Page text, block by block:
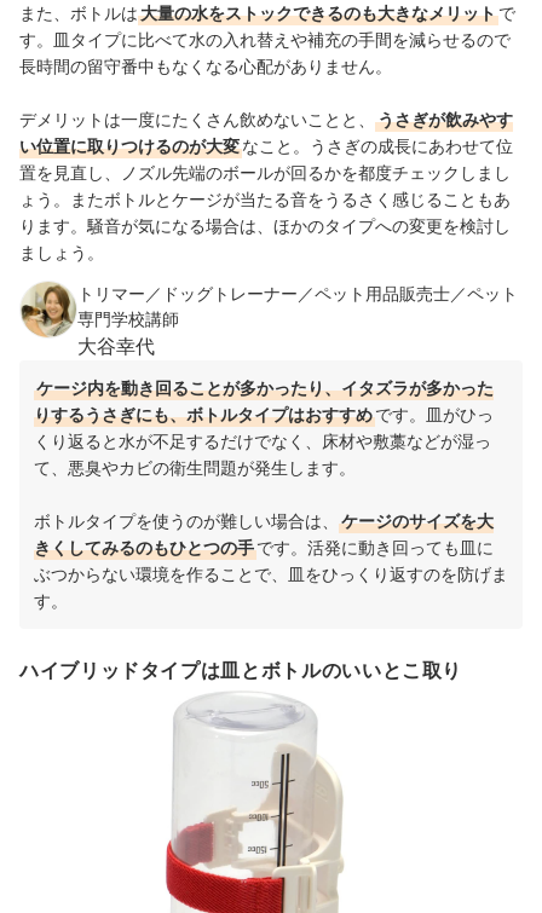
また、ボトルは大量の水をストックできるのも大きなメリットで
す。皿タイプに比べて水の入れ替えや補充の手間を減らせるので
長時間の留守番中もなくなる心配がありません。
デメリットは一度にたくさん飲めないことと、
うさぎが飲みやす
い位置に取りつけるのが大変なこと。うさぎの成長にあわせて位
置を見直し、ノズル先端のボールが回るかを都度チェックしまし
ょう。またボトルとケージが当たる音をうるさく感じることもあ
ります。騒音が気になる場合は、ほかのタイプへの変更を検討し
ましょう。
トリマー／ドッグトレーナー／ペット用品販売士／ペット
専門学校講師
大谷幸代
ケージ内を動き回ることが多かったり、イタズラが多かった
りするうさぎにも、ボトルタイプはおすすめです。皿がひっ
くり返ると水が不足するだけでなく、床材や敷藁などが湿っ
て、悪臭やカビの衛生問題が発生します。
ボトルタイプを使うのが難しい場合は、
ケージのサイズを大
きくしてみるのもひとつの手です。活発に動き回っても皿に
ぶつからない環境を作ることで、皿をひっくり返すのを防げま
す。
ハイブリッドタイプは皿とボトルのいいとこ取り